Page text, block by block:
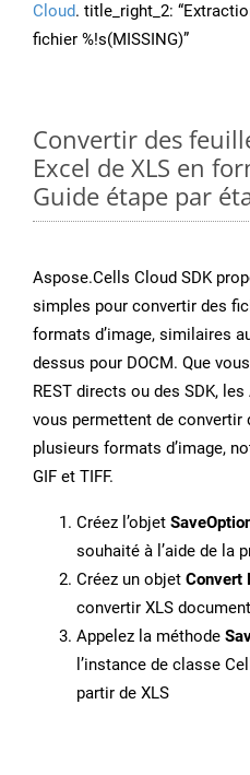
Cloud. title_right_2:
fichier %!s(MISSING)”
Convertir des
Excel de XLS en
Guide étape par
Aspose.Cells Cloud SDK
simples pour convertir des
formats d’image, similaires
dessus pour DOCM. Que
REST directs ou des SDK,
vous permettent de convertir
plusieurs formats d’image,
GIF et TIFF.
Créez l’objet
souhaité à l’aide de la
Créez un objet Convert
convertir XLS document
Appelez la méthode
l’instance de classe
partir de XLS